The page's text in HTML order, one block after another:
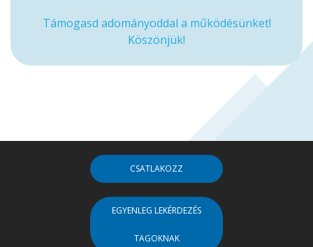
Támogasd adományoddal a működésünket!
Köszönjük!
CSATLAKOZZ
EGYENLEG LEKÉRDEZÉS
TAGOKNAK